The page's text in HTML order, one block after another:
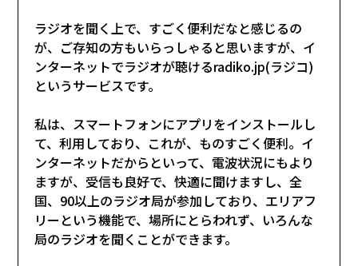
ラジオを聞く上で、すごく便利だなと感じるの
が、ご存知の方もいらっしゃると思いますが、イ
ンターネットでラジオが聴けるradiko.jp(ラジコ)
というサービスです。
私は、スマートフォンにアプリをインストールし
て、利用しており、これが、ものすごく便利。イ
ンターネットだからといって、電波状況にもより
ますが、受信も良好で、快適に聞けますし、全
国、90以上のラジオ局が参加しており、エリアフ
リーという機能で、場所にとらわれず、いろんな
局のラジオを聞くことができます。